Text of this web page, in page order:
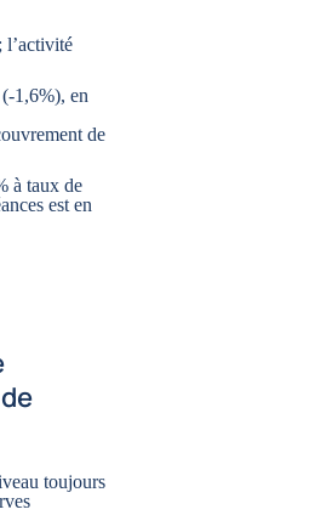
l’activité
1,6%), en
de
à taux de
est en
toujours